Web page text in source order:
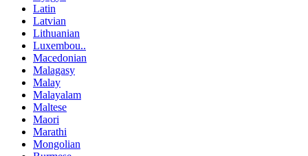
Latin
Latvian
Lithuanian
Luxembou..
Macedonian
Malagasy
Malay
Malayalam
Maltese
Maori
Marathi
Mongolian